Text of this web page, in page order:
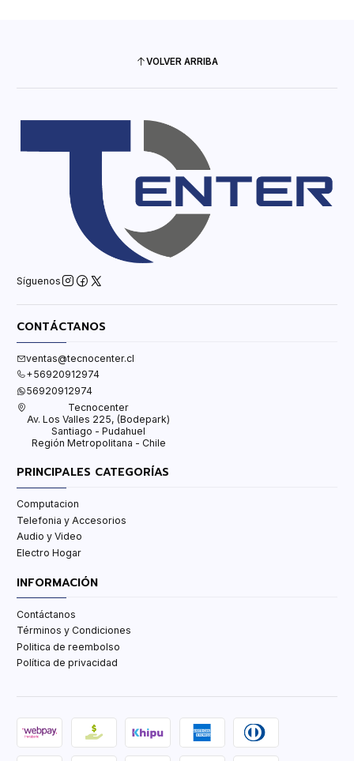
VOLVER ARRIBA
Síguenos
CONTÁCTANOS
ventas@tecnocenter.cl
+56920912974
56920912974
Tecnocenter
Av. Los Valles 225, (Bodepark)
Santiago - Pudahuel
Región Metropolitana - Chile
PRINCIPALES CATEGORÍAS
Computacion
Telefonia y Accesorios
Audio y Video
Electro Hogar
INFORMACIÓN
Contáctanos
Términos y Condiciones
Politica de reembolso
Política de privacidad